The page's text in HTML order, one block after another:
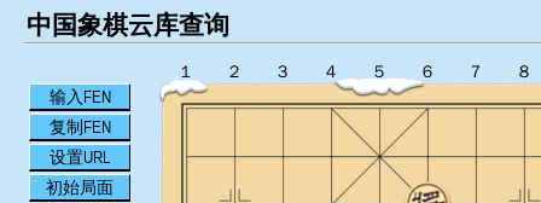
中国象棋云库查询
输入FEN
复制FEN
设置URL
初始局面
１ ２ ３ ４ ５ ６ ７ ８